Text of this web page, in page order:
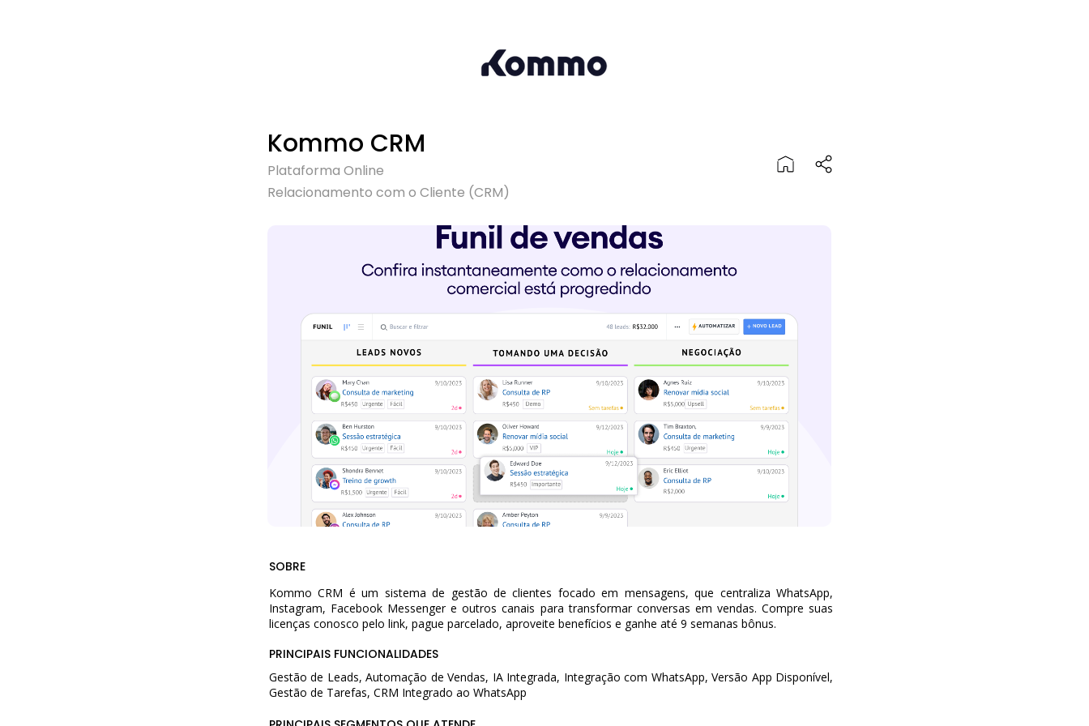
Kommo CRM
Plataforma Online
Relacionamento com o Cliente (CRM)
SOBRE
Kommo CRM é um sistema de gestão de clientes focado em mensagens, que centraliza WhatsApp,
Instagram, Facebook Messenger e outros canais para transformar conversas em vendas. Compre suas
licenças conosco pelo link, pague parcelado, aproveite benefícios e ganhe até 9 semanas bônus.
PRINCIPAIS FUNCIONALIDADES
Gestão de Leads, Automação de Vendas, IA Integrada, Integração com WhatsApp, Versão App Disponível,
Gestão de Tarefas, CRM Integrado ao WhatsApp